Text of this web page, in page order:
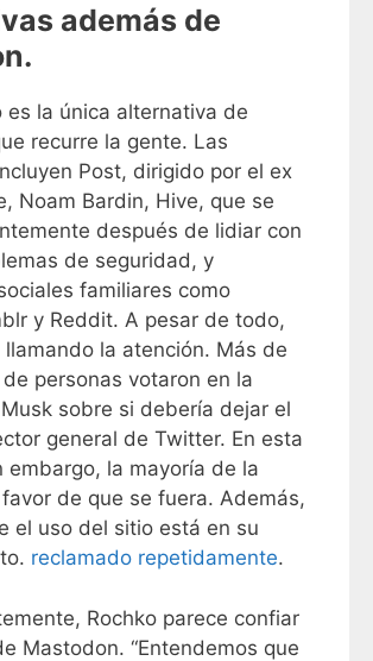
además de
es la única alternativa de
recurre la gente. Las
Post, dirigido por el ex
Noam Bardin, Hive, que se
después de lidiar con
de seguridad, y
familiares como
y Reddit. A pesar de todo,
la atención. Más de
de personas votaron en la
sobre si debería dejar el
general de Twitter. En esta
embargo, la mayoría de la
de que se fuera. Además,
el uso del sitio está en su
reclamado repetidamente.
Rochko parece confiar
Mastodon. “Entendemos que